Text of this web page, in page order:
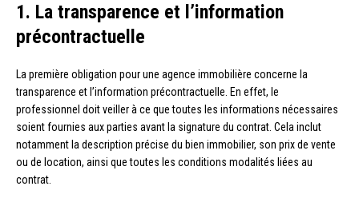
1. La transparence et l’information
précontractuelle
La première obligation pour une agence immobilière concerne la
transparence et l’information précontractuelle. En effet, le
professionnel doit veiller à ce que toutes les informations nécessaires
soient fournies aux parties avant la signature du contrat. Cela inclut
notamment la description précise du bien immobilier, son prix de vente
ou de location, ainsi que toutes les conditions modalités liées au
contrat.